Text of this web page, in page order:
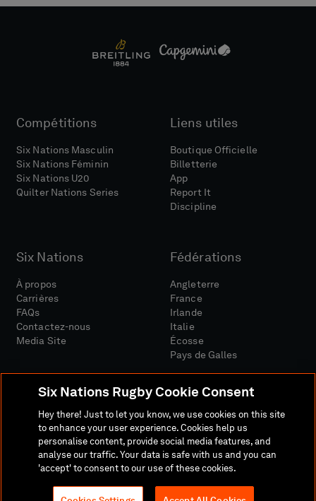
Compétitions
Six Nations Masculin
Six Nations Féminin
Six Nations U20
Quilter Nations Series
Liens utiles
Boutique Officielle
Billetterie
App
Report It
Discipline
Six Nations
À propos
Carrières
FAQs
Contactez-nous
Media Site
Fédérations
Angleterre
France
Irlande
Italie
Écosse
Pays de Galles
Site MédiaConditions Générales
Politique De ConfidentialitéPolitique De Cookies
Politique Sociale Et Numérique
Six Nations Rugby Cookie Consent
Hey there! Just to let you know, we use cookies on this site
to enhance your user experience. Cookies help us
personalise content, provide social media features, and
analyse our traffic. Your data is safe with us and you can
'accept' to consent to our use of these cookies.